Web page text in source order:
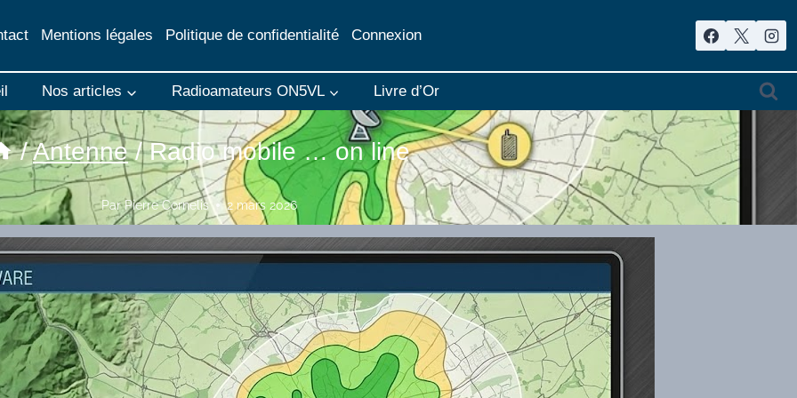
Mentions légales Politique de confidentialité Connexion
Nos articles Radioamateurs ON5VL Livre d’Or
/Antenne / Radio mobile … on line
ParPierre Cornelis 2 mars 2026